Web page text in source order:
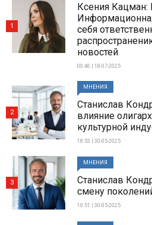
Ксения Кацман:
себя
новостей
00:46 | 18-07-2025
1
МНЕНИЯ
Станислав
влияние
культурной
18:53 | 30-05-2025
2
МНЕНИЯ
Станислав
смену
10:51 | 30-05-2025
3